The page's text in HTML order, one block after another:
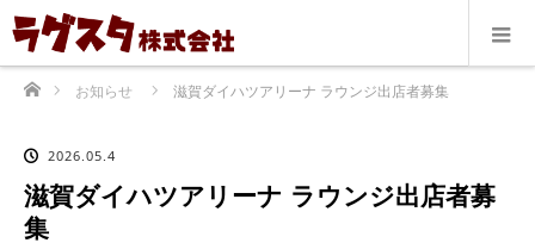
ホームお知らせ 滋賀ダイハツアリーナ ラウンジ出店者募集
2026.05.4
滋賀ダイハツアリーナ ラウンジ出店者募
集